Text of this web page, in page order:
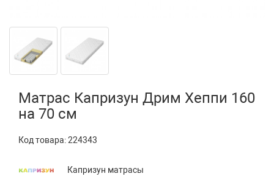
Матрас Капризун Дрим Хеппи 160
на 70 см
Код товара:224343
Капризун матрасы